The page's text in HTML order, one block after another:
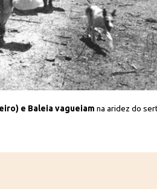
e Baleia vagueiam na aridez do